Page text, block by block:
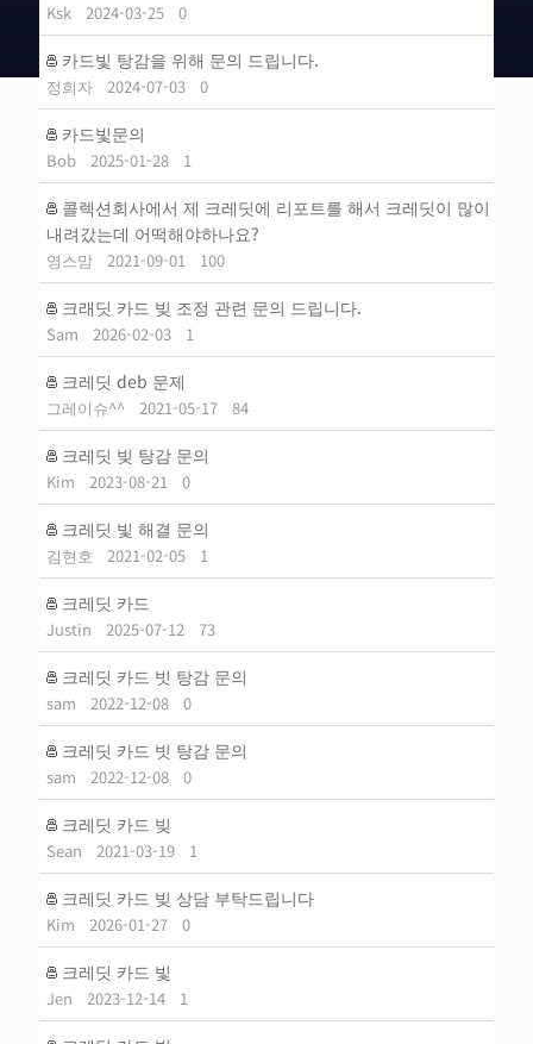
Ksk 2024-03-25 0
카드빛 탕감을 위해 문의 드립니다.
정희자 2024-07-03 0
카드빛문의
Bob 2025-01-28 1
콜렉션회사에서 제 크레딧에 리포트를 해서 크레딧이 많이
내려갔는데 어떡해야하나요?
영스맘 2021-09-01 100
크래딧 카드 빚 조정 관련 문의 드립니다.
Sam 2026-02-03 1
크레딧 deb 문제
그레이슈^^ 2021-05-17 84
크레딧 빚 탕감 문의
Kim 2023-08-21 0
크레딧 빛 해결 문의
김현호 2021-02-05 1
크레딧 카드
Justin 2025-07-12 73
크레딧 카드 빗 탕감 문의
sam 2022-12-08 0
크레딧 카드 빗 탕감 문의
sam 2022-12-08 0
크레딧 카드 빚
Sean 2021-03-19 1
크레딧 카드 빚 상담 부탁드립니다
Kim 2026-01-27 0
크레딧 카드 빛
Jen 2023-12-14 1